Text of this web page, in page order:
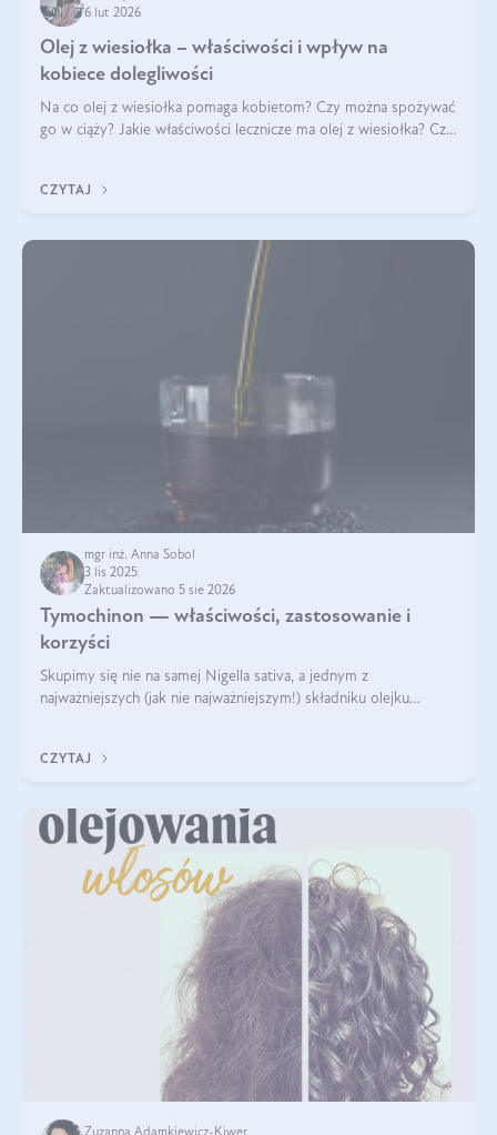
6 lut 2026
Olej z wiesiołka – właściwości i wpływ na
kobiece dolegliwości
Na co olej z wiesiołka pomaga kobietom? Czy można spożywać
go w ciąży? Jakie właściwości lecznicze ma olej z wiesiołka? Czy
CZYTAJ
mgr inż. Anna Sobol
3 lis 2025
Zaktualizowano 5 sie 2026
Tymochinon — właściwości, zastosowanie i
korzyści
Skupimy się nie na samej Nigella sativa, a jednym z
najważniejszych (jak nie najważniejszym!) składniku olejku
CZYTAJ